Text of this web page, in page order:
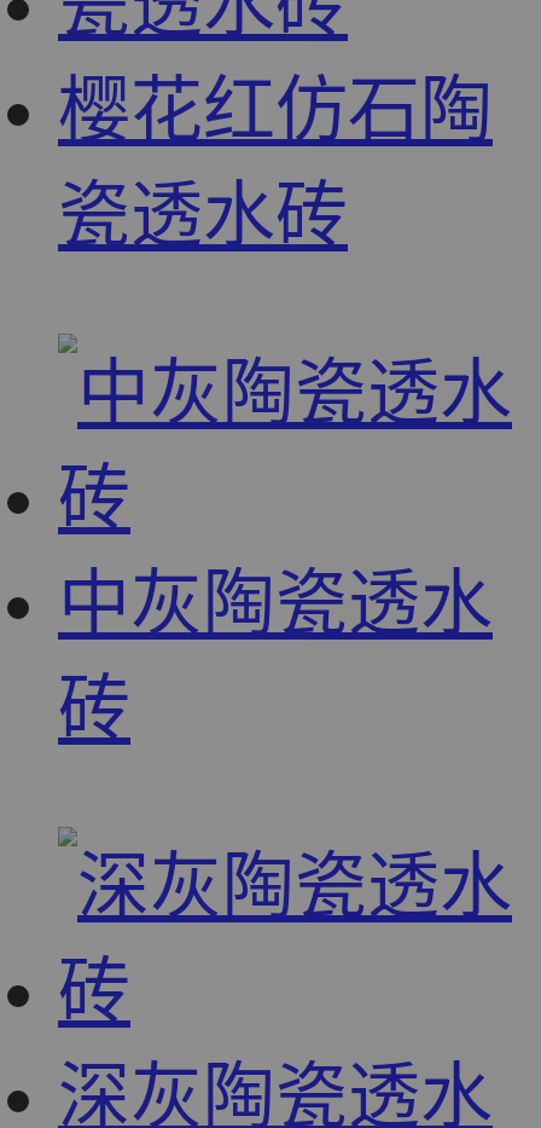
樱花红仿石陶
瓷透水砖
中灰陶瓷透水
砖
深灰陶瓷透水